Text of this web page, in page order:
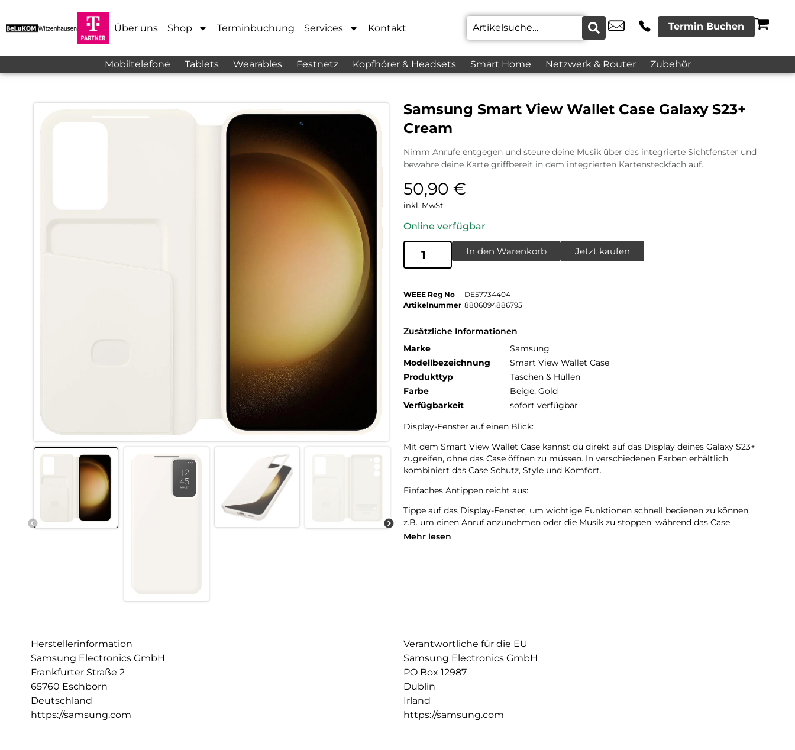
Über uns Shop Terminbuchung Services Kontakt Termin Buchen
Mobiltelefone Tablets Wearables Festnetz Kopfhörer & Headsets Smart Home Netzwerk & Router Zubehör
Samsung Smart View Wallet Case Galaxy S23+
Cream
Nimm Anrufe entgegen und steure deine Musik über das integrierte Sichtfenster und
bewahre deine Karte griffbereit in dem integrierten Kartensteckfach auf.
50,90 €
inkl. MwSt.
Online verfügbar
In den Warenkorb Jetzt kaufen
WEEE Reg No
DE57734404
Artikelnummer 8806094886795
Zusätzliche Informationen
Marke
Samsung
Modellbezeichnung
Smart View Wallet Case
Produkttyp
Taschen & Hüllen
Farbe
Beige, Gold
Verfügbarkeit
sofort verfügbar
Display-Fenster auf einen Blick:
Mit dem Smart View Wallet Case kannst du direkt auf das Display deines Galaxy S23+
zugreifen, ohne das Case öffnen zu müssen. In verschiedenen Farben erhältlich
kombiniert das Case Schutz, Style und Komfort.
Einfaches Antippen reicht aus:
Tippe auf das Display-Fenster, um wichtige Funktionen schnell bedienen zu können,
z.B. um einen Anruf anzunehmen oder die Musik zu stoppen, während das Case
geschlossen ist.
Mehr lesen
Herstellerinformation
Samsung Electronics GmbH
Frankfurter Straße 2
65760 Eschborn
Deutschland
https://samsung.com
Verantwortliche für die EU
Samsung Electronics GmbH
PO Box 12987
Dublin
Irland
https://samsung.com